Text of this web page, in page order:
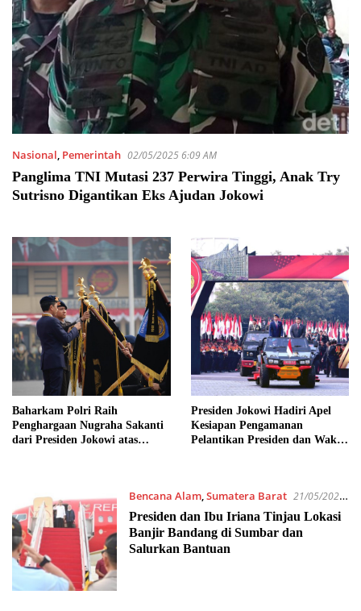
Nasional, Pemerintah 02/05/2025 6:09 AM
Panglima TNI Mutasi 237 Perwira Tinggi, Anak Try
Sutrisno Digantikan Eks Ajudan Jokowi
Baharkam Polri Raih
Penghargaan Nugraha Sakanti
dari Presiden Jokowi atas
Presiden Jokowi Hadiri Apel
Kesiapan Pengamanan
Pelantikan Presiden dan Wakil
Bencana Alam, Sumatera Barat 21/05/2024
12:08 PM
Presiden dan Ibu Iriana Tinjau Lokasi
Banjir Bandang di Sumbar dan
Salurkan Bantuan